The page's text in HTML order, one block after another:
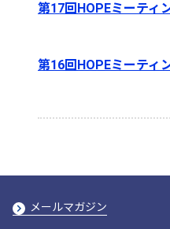
第17回HOPEミーティ
第16回HOPEミーティ
メールマガジン